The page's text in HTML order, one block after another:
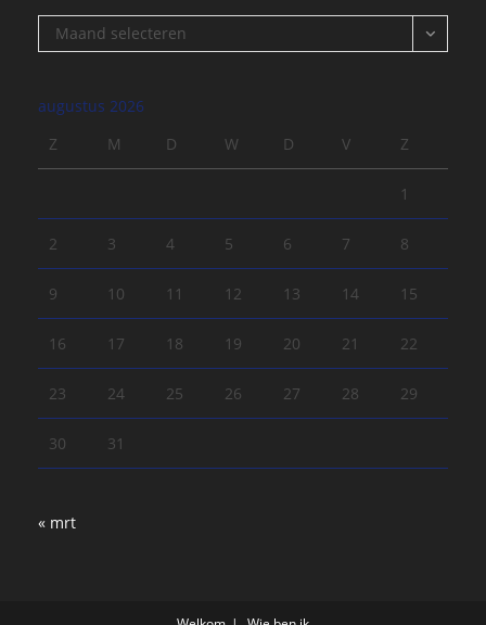
Archief
Maand selecteren
augustus 2026
Z
M D W D V Z
1
2 3 4 5 6 7 8
9 10 11 12 13 14 15
16 17 18 19 20 21 22
23 24 25 26 27 28 29
30 31
« mrt